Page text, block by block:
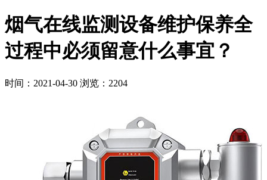
烟气在线监测设备维护保养全
过程中必须留意什么事宜？
时间：2021-04-30 浏览：2204